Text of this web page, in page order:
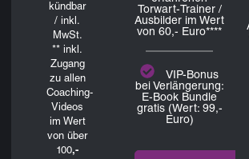
kündbar
/ inkl.
MwSt.
** inkl.
Zugang
zu allen
Coaching-
Videos
im Wert
von über
100,-
Torwart-Trainer /
Ausbilder im Wert
von 60,- Euro****
VIP-Bonus
bei Verlängerung:
E-Book Bundle
gratis (Wert: 99,-
Euro)